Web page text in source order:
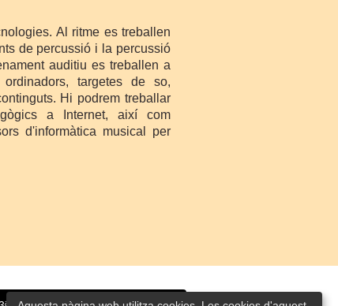
Al ritme es treballen
de percussió i la percussió
auditiu es treballen a
targetes de so,
Hi podrem treballar
a Internet, així com
d'informàtica musical per